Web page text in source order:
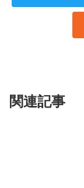
関連記事